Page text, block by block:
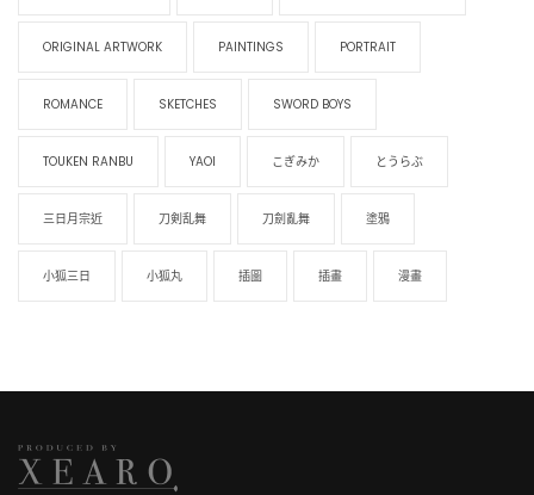
ORIGINAL ARTWORK PAINTINGS PORTRAIT
ROMANCE SKETCHES SWORD BOYS
TOUKEN RANBU YAOI こぎみか とうらぶ
三日月宗近 刀剣乱舞 刀劍亂舞 塗鴉
小狐三日 小狐丸 插圖 插畫 漫畫